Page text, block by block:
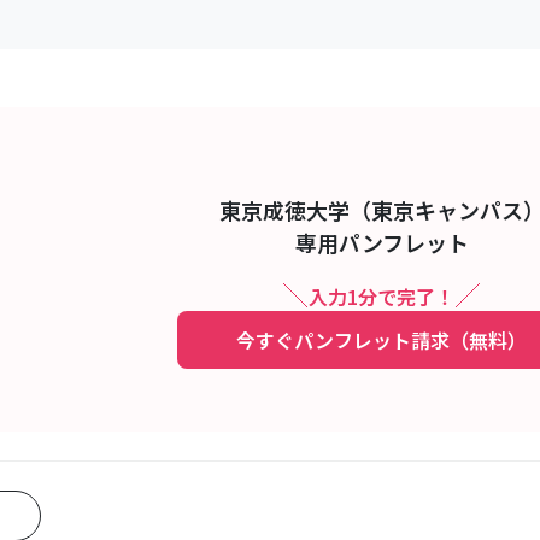
東京成徳大学（東京キャンパス
専用パンフレット
入力1分で完了！
今すぐパンフレット請求（無料）